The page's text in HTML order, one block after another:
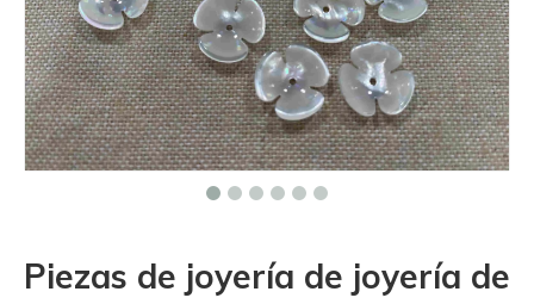
Piezas de joyería de joyería de